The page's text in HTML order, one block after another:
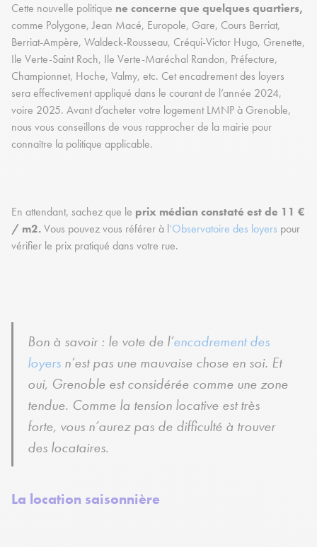
Cette nouvelle politique ne concerne que quelques quartiers,
comme Polygone, Jean Macé, Europole, Gare, Cours Berriat,
Berriat-Ampère, Waldeck-Rousseau, Créqui-Victor Hugo, Grenette,
Ile Verte-Saint Roch, Ile Verte-Maréchal Randon, Préfecture,
Championnet, Hoche, Valmy, etc. Cet encadrement des loyers
sera effectivement appliqué dans le courant de l’année 2024,
voire 2025. Avant d’acheter votre logement LMNP à Grenoble,
nous vous conseillons de vous rapprocher de la mairie pour
connaître la politique applicable.
En attendant, sachez que le prix médian constaté est de 11 €
/ m2.Vous pouvez vous référer à l’Observatoire des loyers pour
vérifier le prix pratiqué dans votre rue.
Bon à savoir : le vote de l’encadrement des
loyers n’est pas une mauvaise chose en soi. Et
oui, Grenoble est considérée comme une zone
tendue. Comme la tension locative est très
forte, vous n’aurez pas de difficulté à trouver
des locataires.
La location saisonnière